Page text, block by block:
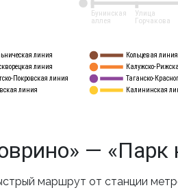
линия
линия
Покровская линия
линия
Кольцевая линия
Калужско-
Таганско-
Калининская
Улица
Горчакова
Бунинская
аллея
— «Парк
маршрут от станции